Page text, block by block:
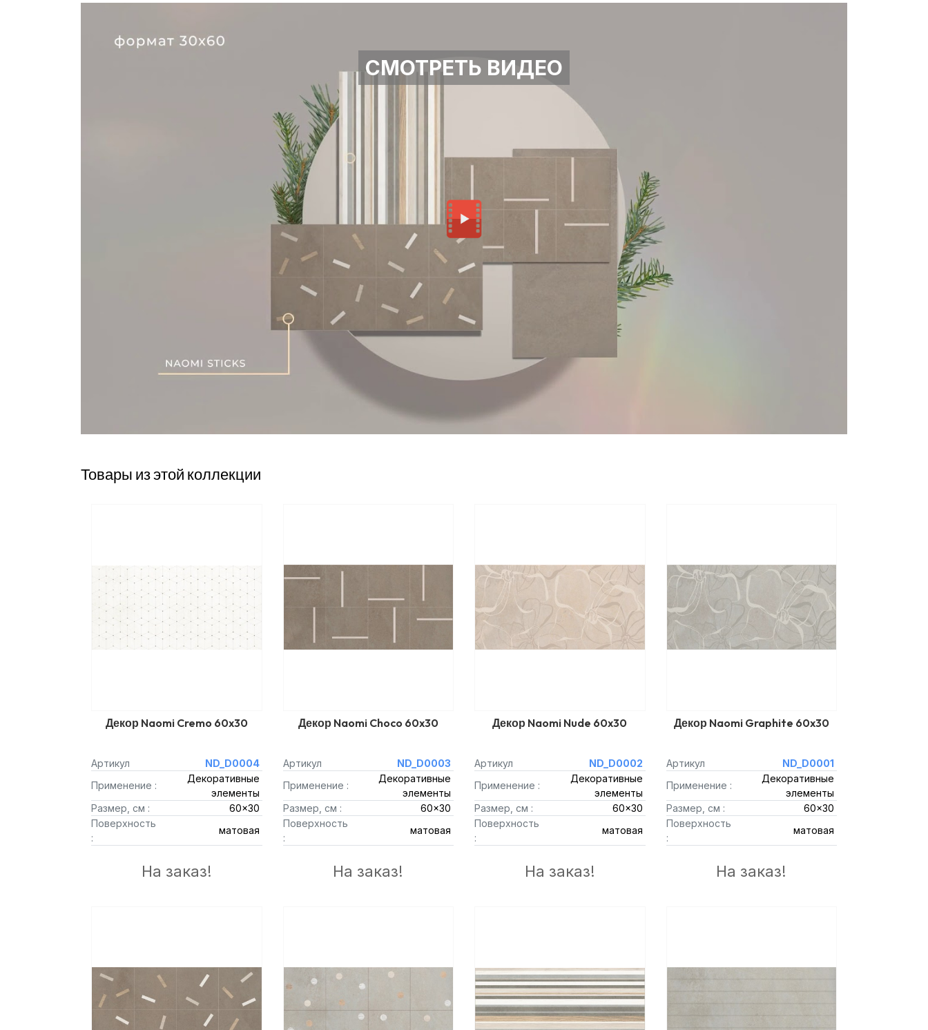
СМОТРЕТЬ ВИДЕО
Товары из этой коллекции
Декор Naomi Cremo 60x30
Артикул
ND_D0004
Применение :
Декоративные
элементы
Размер, см :
60x30
Поверхность
:
матовая
На заказ!
Декор Naomi Choco 60x30
Артикул
ND_D0003
Применение :
Декоративные
элементы
Размер, см :
60x30
Поверхность
:
матовая
На заказ!
Декор Naomi Nude 60x30
Артикул
ND_D0002
Применение :
Декоративные
элементы
Размер, см :
60x30
Поверхность
:
матовая
На заказ!
Декор Naomi Graphite 60x30
Артикул
ND_D0001
Применение :
Декоративные
элементы
Размер, см :
60x30
Поверхность
:
матовая
На заказ!